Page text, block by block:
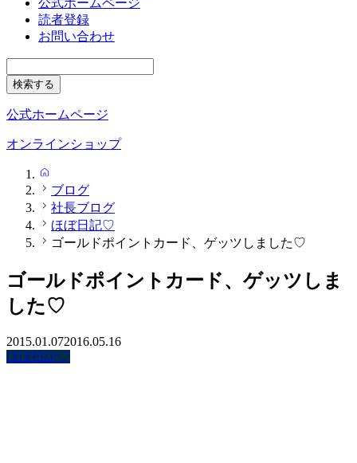
公式ホームページ
読者登録
お問い合わせ
公式ホームページ
オンラインショップ
ブログ
社長ブログ
ほぼ日記♡
ゴールドポイントカード、ゲッツしました♡
ゴールドポイントカード、ゲッツしま
した♡
2015.01.072016.05.16
ほぼ日記♡